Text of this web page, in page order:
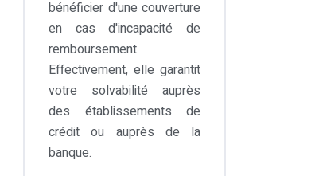
bénéficier d'une couverture
en cas d'incapacité de
remboursement.
Effectivement, elle garantit
votre solvabilité auprès
des établissements de
crédit ou auprès de la
banque.